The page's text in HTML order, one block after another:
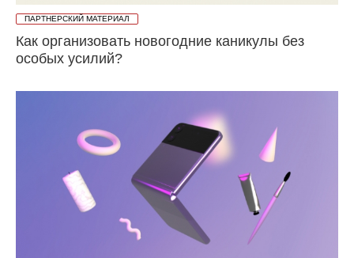
ПАРТНЕРСКИЙ МАТЕРИАЛ
Как организовать новогодние каникулы без
особых усилий?